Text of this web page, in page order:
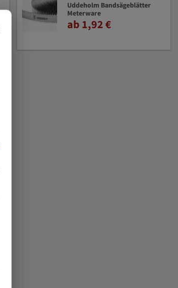
Uddeholm Bandsägeblätter
Meterware
ab 1,92 €